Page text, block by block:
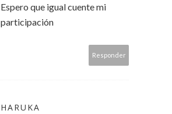
Espero que igual cuente mi
participación
Responder
HARUKA